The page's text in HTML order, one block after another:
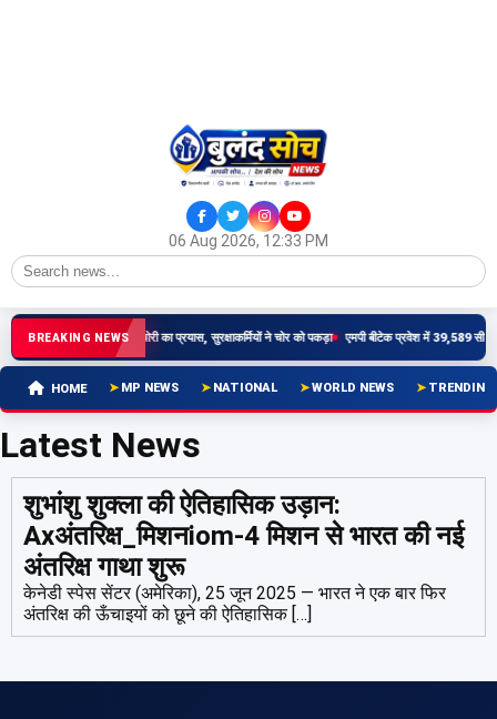
06 Aug 2026, 12:33 PM
BREAKING NEWS
परिसर के मालखाने में चोरी का प्रयास, सुरक्षाकर्मियों ने चोर को पकड़ा एमपी बीटेक प्रवेश में 39,589 सीटें
HOME MP NEWS NATIONAL WORLD NEWS TRENDING
Latest News
शुभांशु शुक्ला की ऐतिहासिक उड़ान:
Axअंतरिक्ष_मिशनiom-4 मिशन से भारत की नई
अंतरिक्ष गाथा शुरू
केनेडी स्पेस सेंटर (अमेरिका), 25 जून 2025 — भारत ने एक बार फिर
अंतरिक्ष की ऊँचाइयों को छूने की ऐतिहासिक […]